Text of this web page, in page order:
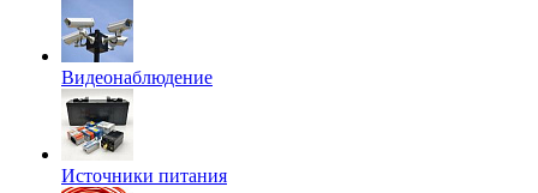
Видеонаблюдение
Источники питания